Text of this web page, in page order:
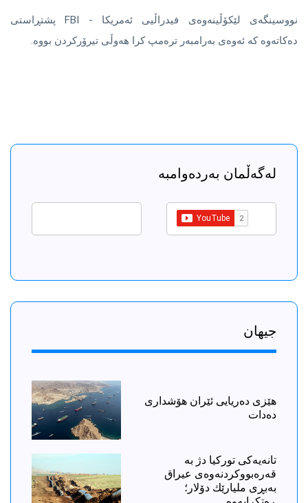
نووسینگەی لێکۆڵینەوەی فیدراڵیی ئەمریکا - FBI پشتڕاستی
دەکاتەوە کە ئەوەی بەرامبەر ترەمپ کرا هەوڵی تیرۆرکردن بووە.
لەگەڵمان بەردەوامبە
جیهان
هێزی دەریایی ئێران هۆشداری
دەدات
تانەیەكی توركیا دژ بە
قەرەبووكردنەوەی عیراق
بەبڕی ملیارێك دۆلار؛